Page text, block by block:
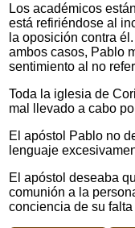
Los académicos
está refiriéndose al
la oposición contra
ambos casos, Pablo
sentimiento al no
Toda la iglesia de
mal llevado a cabo
El apóstol Pablo no
lenguaje
El apóstol deseaba
comunión a la
conciencia de su